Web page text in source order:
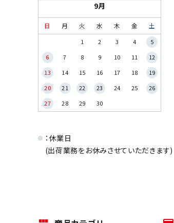
9月
日 月 火 水 木 金 土
1 2 3 4
5
6
7 8 9 10 11
12
13
14 15 16 17 18
19
20
21 22 23 24 25
26
27
28 29 30
：休業日
(出荷業務をお休みさせていただきます)